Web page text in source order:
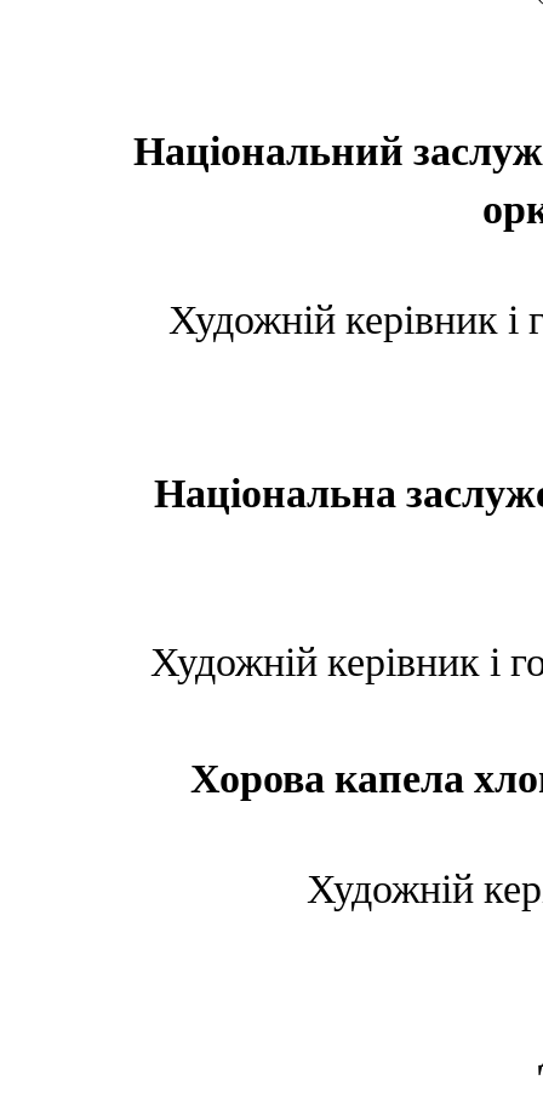
Національний
Художній керівник
Національна
Художній керівник і
Хорова капела
Художній